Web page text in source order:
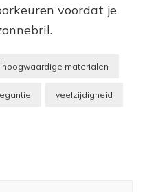
voordat je
hoogwaardige materialen
veelzijdigheid